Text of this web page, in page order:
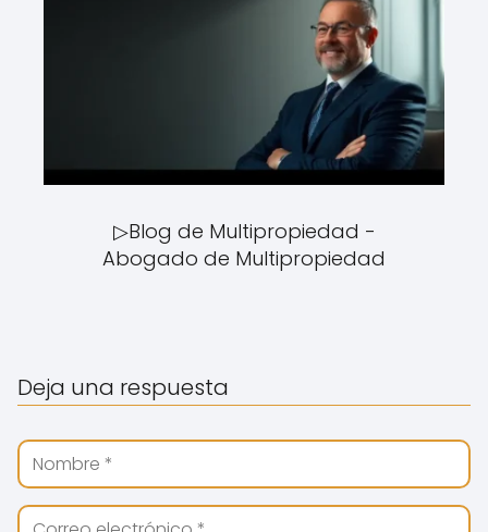
▷Blog de Multipropiedad -
Abogado de Multipropiedad
Deja una respuesta